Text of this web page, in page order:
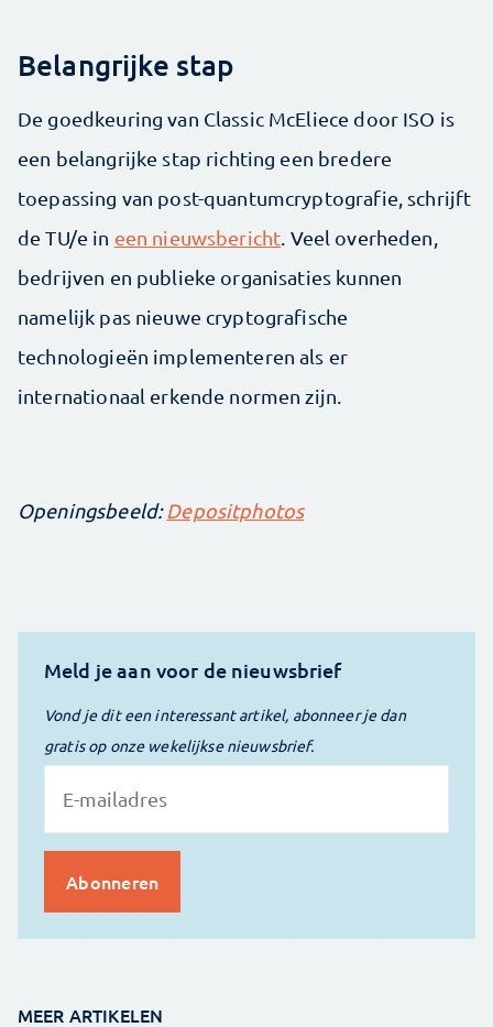
Belangrijke stap
De goedkeuring van Classic McEliece door ISO is
een belangrijke stap richting een bredere
toepassing van post-quantumcryptografie, schrijft
de TU/e in een nieuwsbericht . Veel overheden,
bedrijven en publieke organisaties kunnen
namelijk pas nieuwe cryptografische
technologieën implementeren als er
internationaal erkende normen zijn.
Openingsbeeld:Depositphotos
Meld je aan voor de nieuwsbrief
Vond je dit een interessant artikel, abonneer je dan
gratis op onze wekelijkse nieuwsbrief.
MEER ARTIKELEN